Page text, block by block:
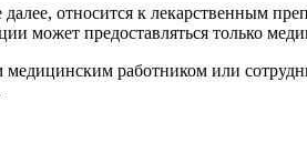
относится к лекарственным
может предоставляться только
работником или